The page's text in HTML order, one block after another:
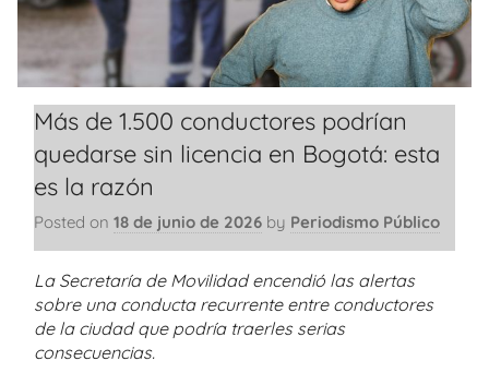
Más de 1.500 conductores podrían
quedarse sin licencia en Bogotá: esta
es la razón
Posted on 18 de junio de 2026 by Periodismo Público
La Secretaría de Movilidad encendió las alertas
sobre una conducta recurrente entre conductores
de la ciudad que podría traerles serias
consecuencias.